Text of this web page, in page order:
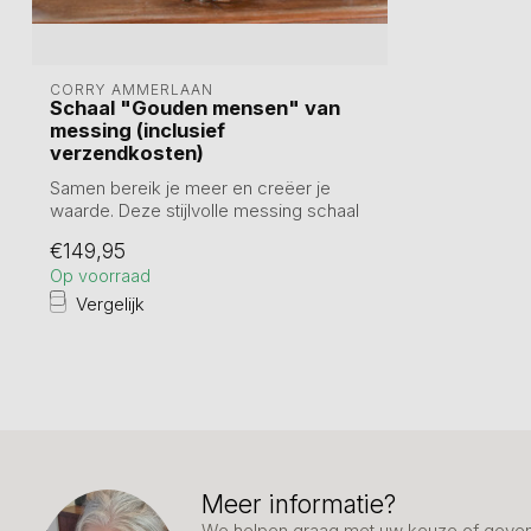
CORRY AMMERLAAN
Schaal "Gouden mensen" van
messing (inclusief
verzendkosten)
Samen bereik je meer en creëer je
waarde. Deze stijlvolle messing schaal
€149,95
Op voorraad
Vergelijk
Meer informatie?